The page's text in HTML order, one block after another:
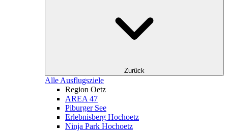
Zurück
Alle Ausflugsziele
Region Oetz
AREA 47
Piburger See
Erlebnisberg Hochoetz
Ninja Park Hochoetz